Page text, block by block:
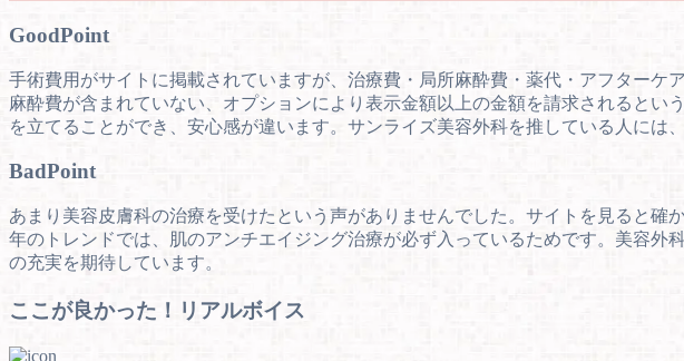
GoodPoint
手術費用がサイトに掲載されていますが、治療費・局所麻酔費・薬代・アフターケ
麻酔費が含まれていない、オプションにより表示金額以上の金額を請求されると
を立てることができ、安心感が違います。サンライズ美容外科を推している人には
BadPoint
あまり美容皮膚科の治療を受けたという声がありませんでした。サイトを見ると
年のトレンドでは、肌のアンチエイジング治療が必ず入っているためです。美容
の充実を期待しています。
ここが良かった！リアルボイス